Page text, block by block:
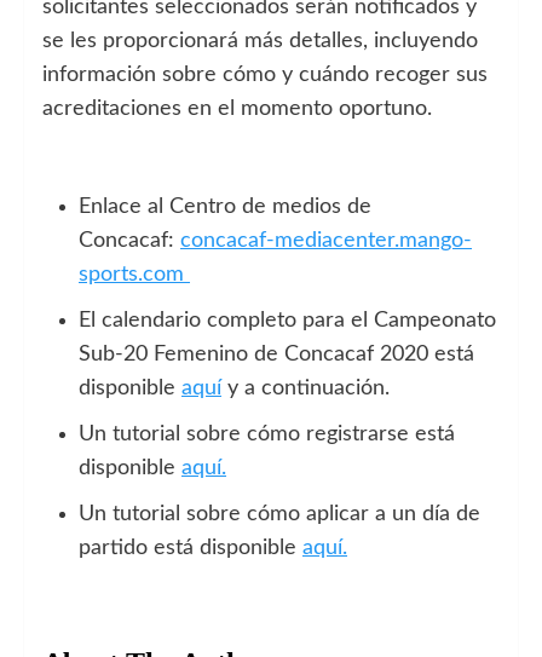
solicitantes seleccionados serán notificados y
se les proporcionará más detalles, incluyendo
información sobre cómo y cuándo recoger sus
acreditaciones en el momento oportuno.
Enlace al Centro de medios de
Concacaf: concacaf-mediacenter.mango-
sports.com
El calendario completo para el Campeonato
Sub-20 Femenino de Concacaf 2020 está
disponible aquí y a continuación.
Un tutorial sobre cómo registrarse está
disponible aquí.
Un tutorial sobre cómo aplicar a un día de
partido está disponible aquí.